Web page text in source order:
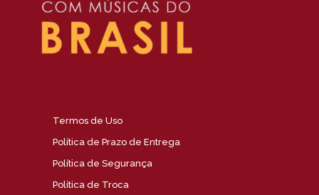
Termos de Uso
Política de Prazo de Entrega
Política de Segurança
Política de Troca